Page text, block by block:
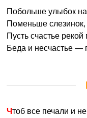
Побольше улыбок
Поменьше
Пусть счастье
Беда и несчастье —
Чтоб все печали и